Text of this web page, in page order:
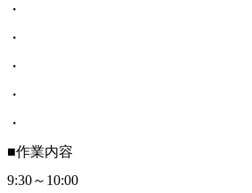
・
・
・
・
・
■作業内容
9:30～10:00